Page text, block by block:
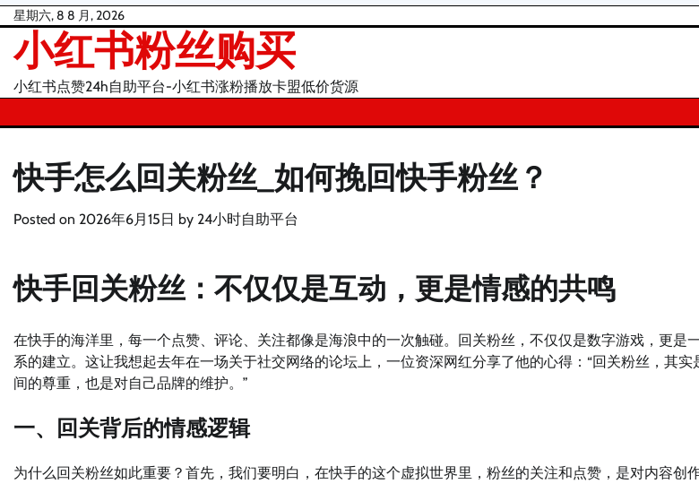
Skip
content
星期六, 8 8 月, 2026
小红书粉丝购买
小红书点赞24h自助平台-小红书涨粉播放卡盟低价货源
快手怎么回关粉丝_如何挽回快手粉丝？
Posted on 2026年6月15日 by 24小时自助平台
快手回关粉丝：不仅仅是互动，更是情感的共鸣
在快手的海洋里，每一个点赞、评论、关注都像是海浪中的一次触碰。回关粉丝，不仅仅是数字游戏，更是
系的建立。这让我想起去年在一场关于社交网络的论坛上，一位资深网红分享了他的心得：“回关粉丝，其
间的尊重，也是对自己品牌的维护。”
一、回关背后的情感逻辑
为什么回关粉丝如此重要？首先，我们要明白，在快手的这个虚拟世界里，粉丝的关注和点赞，是对内容创